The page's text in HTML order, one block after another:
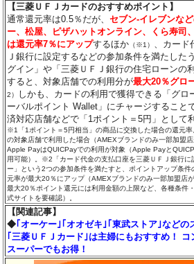
【三菱ＵＦＪカードのおすすめポイント】
通常還元率は0.5％だが、セブン‐イレブンな
ー、松屋、ピザハットオンライン、くら寿司
は還元率7％にアップするほか （※1）
、カー
Ｊ銀行に設定するなどの参加条件を満たした
グイン」や「三菱ＵＦＪ銀行の住宅ローンの
すると、対象店舗での利用分が最大20％グロ
2）
しかも、カードの利用で獲得できる「グロ
ーバルポイント Wallet」にチャージすること
済対応店舗などで「1ポイント＝5円」として
※1「1ポイント＝5円相当」の商品に交換した場合の還元
の対象店舗で利用した場合（AMEXブランドのみ一部加盟
Apple PayはQUICPayでの利用が対象（Apple Payと
用可能）。※2「カード代金の支払口座を三菱ＵＦＪ銀行に
ー」という2つの参加条件を満たすと、ポイントアップ条
元率が最大20％にアップ（AMEXブランドのみ一部加盟店
最大20％ポイント還元には利用金額の上限など、各種条件
式サイトを要確認）。
【関連記事】
◆ ｢オーケー｣｢オオゼキ｣｢東武ストア｣など
｢三菱ＵＦＪカード｣は主婦にもおすすめ！ コ
スーパーでもお得！